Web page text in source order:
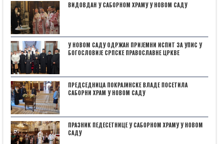
ВИДОВДАН У САБОРНОМ ХРАМУ У НОВОМ САДУ
У НОВОМ САДУ ОДРЖАН ПРИЈЕМНИ ИСПИТ ЗА УПИС У
БОГОСЛОВИЈЕ СРПСКЕ ПРАВОСЛАВНЕ ЦРКВЕ
ПРЕДСЕДНИЦА ПОКРАЈИНСКЕ ВЛАДЕ ПОСЕТИЛА
САБОРНИ ХРАМ У НОВОМ САДУ
ПРАЗНИК ПЕДЕСЕТНИЦЕ У САБОРНОМ ХРАМУ У НОВОМ
САДУ